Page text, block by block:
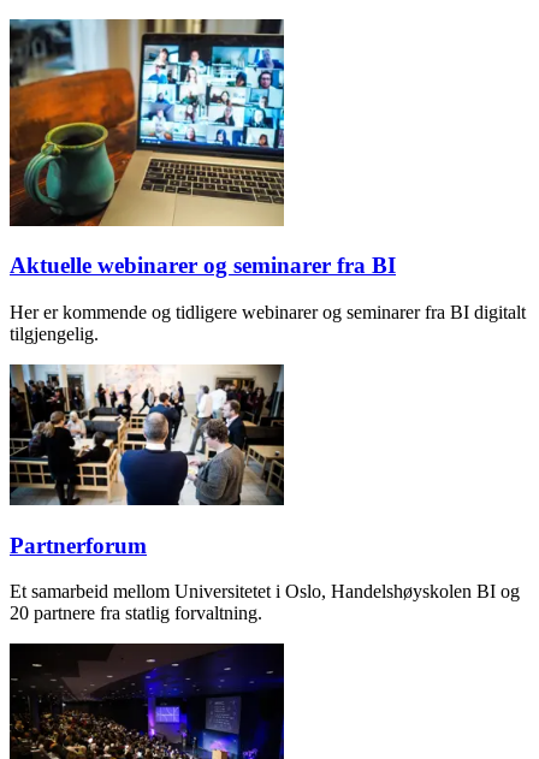
Aktuelle webinarer og seminarer fra BI
Her er kommende og tidligere webinarer og seminarer fra BI digitalt
tilgjengelig.
Partnerforum
Et samarbeid mellom Universitetet i Oslo, Handelshøyskolen BI og
20 partnere fra statlig forvaltning.